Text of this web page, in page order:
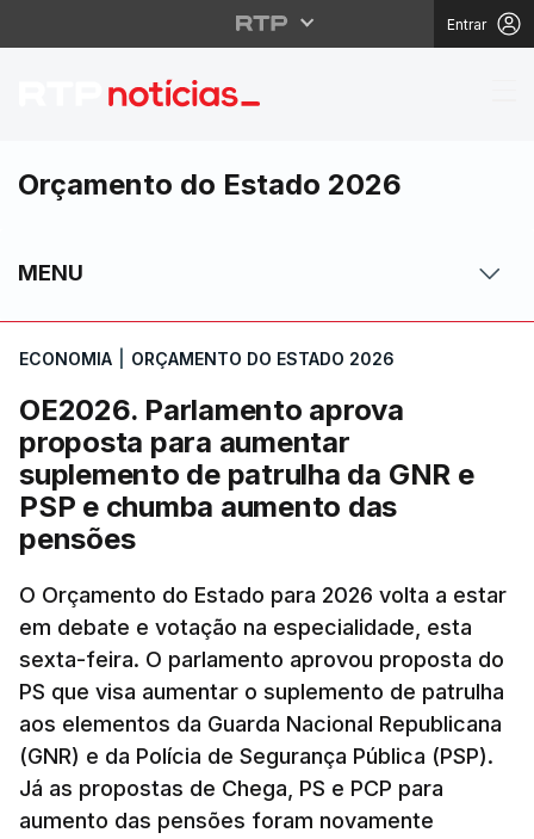
Entrar
OE2026. Parlamento
Orçamento do Estado 2026
MENU
ECONOMIA ORÇAMENTO DO ESTADO 2026
OE2026. Parlamento aprova
proposta para aumentar
suplemento de patrulha da GNR e
PSP e chumba aumento das
pensões
O Orçamento do Estado para 2026 volta a estar
em debate e votação na especialidade, esta
sexta-feira. O parlamento aprovou proposta do
PS que visa aumentar o suplemento de patrulha
aos elementos da Guarda Nacional Republicana
(GNR) e da Polícia de Segurança Pública (PSP).
Já as propostas de Chega, PS e PCP para
aumento das pensões foram novamente